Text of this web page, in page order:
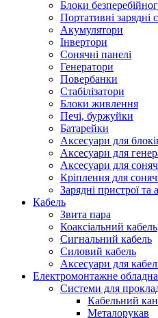
Блоки
Портативні зарядні
Акумулятори
Інвертори
Сонячні панелі
Генератори
Повербанки
Стабілізатори
Блоки живлення
Печі, буржуйки
Батарейки
Аксесуари для
Аксесуари для
Аксесуари для
Кріплення для
Зарядні пристрої та
Кабель
Звита пара
Коаксіальний кабель
Сигнальний кабель
Силовий кабель
Аксесуари для
Електромонтажне
Системи для
Кабельний
Металорукав